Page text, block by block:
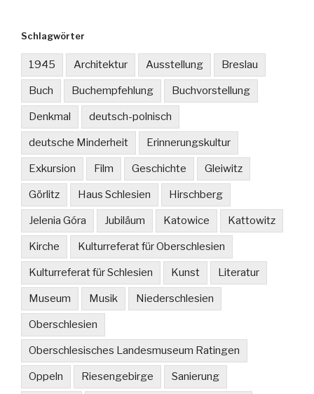
Schlagwörter
1945 Architektur Ausstellung Breslau
Buch Buchempfehlung Buchvorstellung
Denkmal deutsch-polnisch
deutsche Minderheit Erinnerungskultur
Exkursion Film Geschichte Gleiwitz
Görlitz Haus Schlesien Hirschberg
Jelenia Góra Jubiläum Katowice Kattowitz
Kirche Kulturreferat für Oberschlesien
Kulturreferat für Schlesien Kunst Literatur
Museum Musik Niederschlesien
Oberschlesien
Oberschlesisches Landesmuseum Ratingen
Oppeln Riesengebirge Sanierung